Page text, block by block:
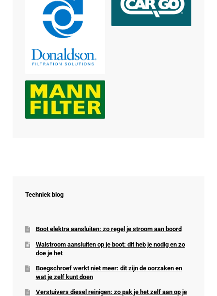
Techniek blog
Boot elektra aansluiten: zo regel je stroom aan boord
Walstroom aansluiten op je boot: dit heb je nodig en zo
doe je het
Boegschroef werkt niet meer: dit zijn de oorzaken en
wat je zelf kunt doen
Verstuivers diesel reinigen: zo pak je het zelf aan op je